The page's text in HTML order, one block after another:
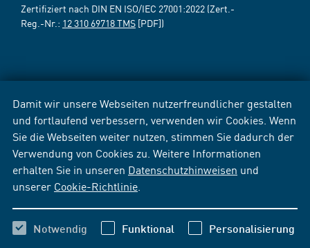
Damit wir unsere Webseiten nutzerfreundlicher gestalten
und fortlaufend verbessern, verwenden wir Cookies. Wenn
Sie die Webseiten weiter nutzen, stimmen Sie dadurch der
Verwendung von Cookies zu. Weitere Informationen
erhalten Sie in unseren Datenschutzhinweisen und
unserer Cookie-Richtlinie
Notwendig Funktional Personalisierung
Zertifiziert nach DIN EN ISO/IEC 27001:2022 (Zert.-
Reg.-Nr.: 12 310 69718 TMS [PDF])